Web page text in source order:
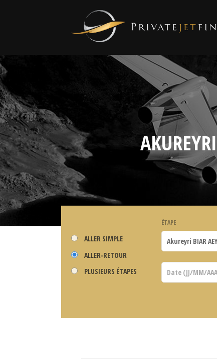
ALLER SIMPLE
ALLER-RETOUR
PLUSIEURS ÉTAPES
ÉTAPE